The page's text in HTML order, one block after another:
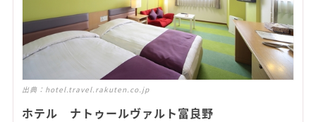
出典： hotel.travel.rakuten.co.jp
ホテル ナトゥールヴァルト富良野